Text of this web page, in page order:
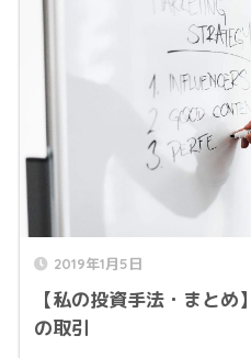
2019年1月5日
【私の投資手法・まと
の取引